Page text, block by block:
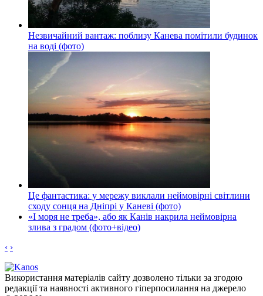
Незвичайний вантаж: поблизу Канева помітили будинок
на воді (фото)
Це фантастика: у мережу виклали неймовірні світлини
сходу сонця на Дніпрі у Каневі (фото)
«І моря не треба», або як Канів накрила неймовірна
злива з градом (фото+відео)
‹ ›
Використання матеріалів сайту дозволено тільки за згодою
редакції та наявності активного гіперпосилання на джерело